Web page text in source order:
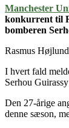
Manchester
konkurrent til
bomberen
Rasmus
I hvert fald
Serhou
Den 27-årige
denne sæson,